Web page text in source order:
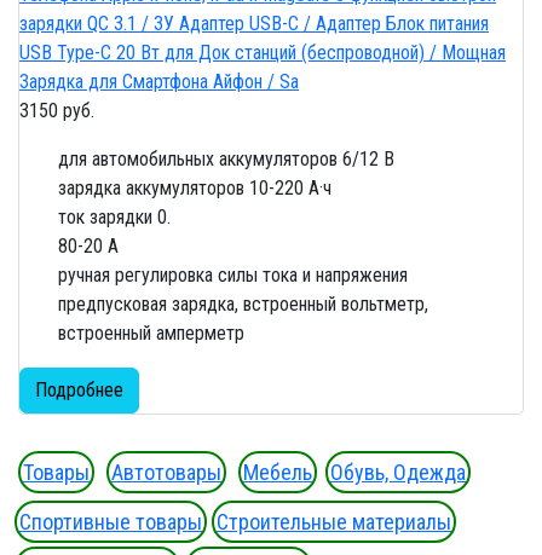
3150 руб.
для автомобильных аккумуляторов 6/12 В
зарядка аккумуляторов 10-220 А·ч
ток зарядки 0.
80-20 А
ручная регулировка силы тока и напряжения
предпусковая зарядка, встроенный вольтметр,
встроенный амперметр
Подробнее
Товары Автотовары Мебель
Обувь, Одежда
Спортивные товары
Строительные материалы